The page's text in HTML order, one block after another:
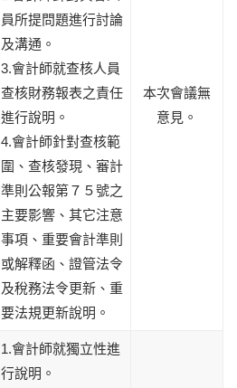
員所提問題進行討論
及溝通。
3.會計師就查核人員
查核財務報表之責任
進行說明。
4.會計師針對查核範
圍、查核發現、審計
準則公報第７５號之
主要影響、其它注意
事項、重要會計準則
或解釋函、證管法令
及稅務法令更新、重
要法規更新說明。
本次會議無
意見。
1.會計師就獨立性進
行說明。